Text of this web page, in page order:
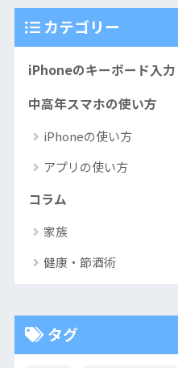
カテゴリー
iPhoneのキーボード入
中高年スマホの使い方
iPhoneの使い方
アプリの使い方
コラム
家族
健康・節酒術
タグ